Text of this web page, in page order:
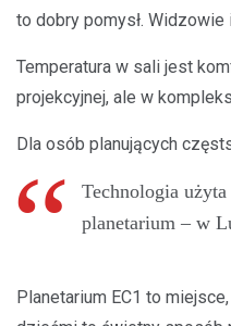
to dobry pomysł.
Temperatura w sali jest
projekcyjnej, ale w
Dla osób planujących
Technologia
planetarium – w
Planetarium EC1 to